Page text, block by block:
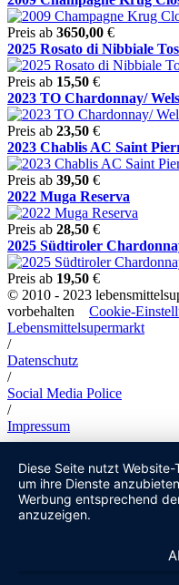
Preis ab 3650,00 €
2025 Rosato di Nibbiale
Preis ab 15,50 €
2023 TO Chardonnay/
Preis ab 23,50 €
2023 Chablis AC Saint
Preis ab 39,50 €
2022 Muga Reserva
Preis ab 28,50 €
2025 Südtiroler
Preis ab 19,50 €
© 2010 - 2023
vorbehalten Cookie-
Lebensmittelsupermarkt
/
Datenschutz
/
Social Media Police
/
Impressum
Diese Seite nutzt
um ihre Dienste
Werbung entsprechend
anzuzeigen.